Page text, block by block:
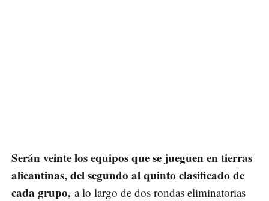
Serán veinte los equipos que se jueguen en tierras
alicantinas, del segundo al quinto clasificado de
cada grupo, a lo largo de dos rondas eliminatorias